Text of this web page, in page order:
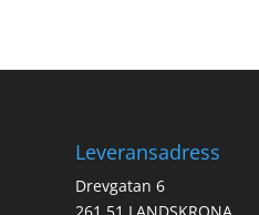
Leveransadress
Drevgatan 6